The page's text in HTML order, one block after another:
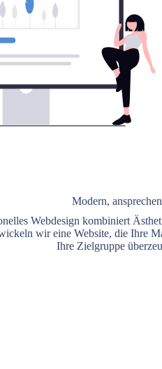
Modern,
Webdesign kombiniert
wir eine Website, die Ihre
Ihre Zielgruppe